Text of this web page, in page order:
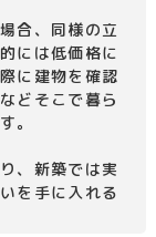
合、同様の立
には低価格に
に建物を確認
どそこで暮ら
。
、新築では実
を手に入れる